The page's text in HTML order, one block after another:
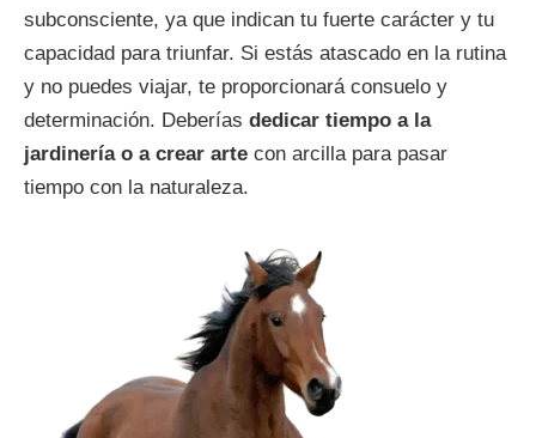
subconsciente, ya que indican tu fuerte carácter y tu
capacidad para triunfar. Si estás atascado en la rutina
y no puedes viajar, te proporcionará consuelo y
determinación. Deberías dedicar tiempo a la
jardinería o a crear arte con arcilla para pasar
tiempo con la naturaleza.